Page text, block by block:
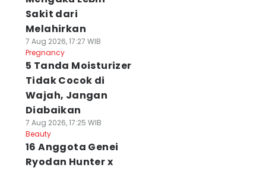
Sakit dari
Melahirkan
7 Aug 2026, 17:27 WIB
Pregnancy
5 Tanda Moisturizer
Tidak Cocok di
Wajah, Jangan
Diabaikan
7 Aug 2026, 17:25 WIB
Beauty
16 Anggota Genei
Ryodan Hunter x